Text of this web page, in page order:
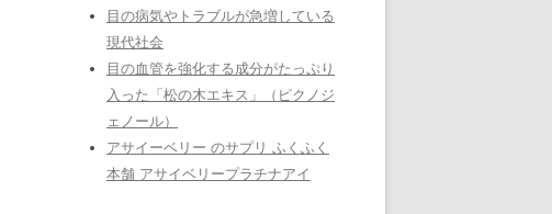
目の病気やトラブルが急増している
現代社会
目の血管を強化する成分がたっぷり
入った「松の木エキス」（ピクノジ
ェノール）
アサイーベリー のサプリ ふくふく
本舗 アサイベリープラチナアイ